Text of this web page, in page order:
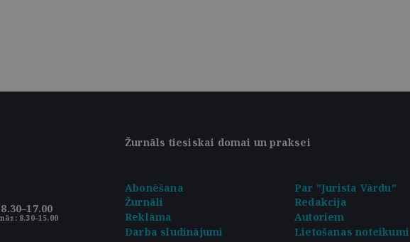
Žurnāls tiesiskai domai un praksei
8.30–15.00
Abonēšana
Par "Jurista Vārdu"
Žurnāli
Redakcija
Reklāma
Autoriem
Darba sludinājumi
Lietošanas noteikumi